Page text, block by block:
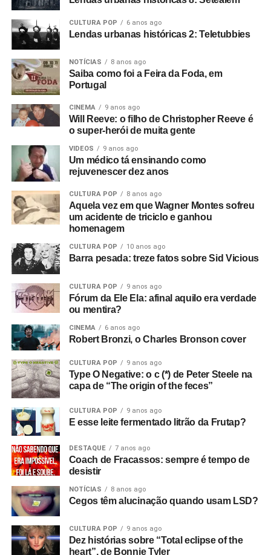
– um vídeo que virou meme recentemente.
Isso tudo é bastante emocionante, assim como as cenas
em que a letra da canção
Djavan, Criolo e Mano Brown – reforçando a carga
revolucionária da música, que usava a imagem das
antigas fazendas mineiras para falar de racismo e
capitalismo. Mas, no fim, o que fica de
Nascimento
é a certeza de que Milton precisava ser
menos mitificado e mais contado em detalhes. Vale ver, e
a música dele é mito por si só, mas a sensação é a de
que faltou algo.
Por acaso, recentemente, Luiz Melodia – No coração do
Brasil,de Alessandra Dorgan, investiu fundo em imagens
raras do cantor, em que a história é contada através da
música, sem nenhum detalhe do tipo “quem produziu o
disco tal”. Mas o homem Luiz Melodia está ali, exposto
em entrevistas, músicas, escolhas pessoais e atitudes no
ainda esteja em cartaz.
CULTURA POP 6 anos ago
Lendas urbanas históricas 2: Teletubbies
NOTÍCIAS 8 anos ago
Saiba como foi a Feira da Foda, em
Portugal
CINEMA 9 anos ago
Will Reeve: o filho de Christopher Reeve é
o super-herói de muita gente
VIDEOS 9 anos ago
Um médico tá ensinando como
rejuvenescer dez anos
CULTURA POP 8 anos ago
Aquela vez em que Wagner Montes sofreu
um acidente de triciclo e ganhou
homenagem
CULTURA POP 10 anos ago
Barra pesada: treze fatos sobre Sid Vicious
CULTURA POP 9 anos ago
Fórum da Ele Ela: afinal aquilo era verdade
ou mentira?
CINEMA 6 anos ago
Robert Bronzi, o Charles Bronson cover
CULTURA POP 9 anos ago
Type O Negative: o c (*) de Peter Steele na
capa de “The origin of the feces”
CULTURA POP 9 anos ago
E esse leite fermentado litrão da Frutap?
DESTAQUE 7 anos ago
Coach de Fracassos: sempre é tempo de
desistir
NOTÍCIAS 8 anos ago
Cegos têm alucinação quando usam LSD?
CULTURA POP 9 anos ago
Dez histórias sobre “Total eclipse of the
heart”, de Bonnie Tyler